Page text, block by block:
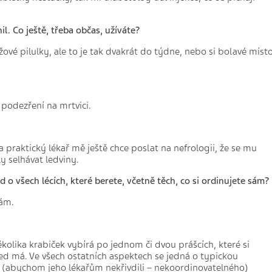
Co ještě, třeba občas, užíváte?
pilulky, ale to je tak dvakrát do týdne, nebo si bolavé
na mrtvici.
lékař mě ještě chce poslat na nefrologii, že se mu
selhávat ledviny.
o všech lécích, které berete, včetně těch, co si ordinujete sám?
krabiček vybírá po jednom či dvou prášcích, které si
má. Ve všech ostatních aspektech se jedná o typickou
jeho lékařům nekřivdili – nekoordinovatelného)